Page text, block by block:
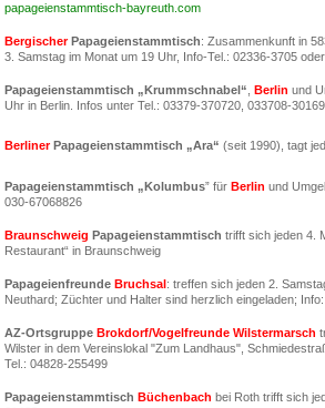
papageienstammtisch-bayreuth.com
BergischerPapageienstammtisch: Zusammenkunft in
3. Samstag im Monat um 19 Uhr, Info-Tel.: 02336-3705
Papageienstammtisch „Krummschnabel“ Berlin und
Uhr in Berlin. Infos unter Tel.: 03379-370720, 033708-
BerlinerPapageienstammtisch „Ara“ (seit 1990), tagt
Papageienstammtisch „Kolumbus” für Berlin und
030-67068826
Braunschweig Papageienstammtisch trifft sich jeden 4.
Restaurant“ in Braunschweig
Papageienfreunde Bruchsal: treffen sich jeden 2.
Neuthard; Züchter und Halter sind herzlich eingeladen;
AZ-Ortsgruppe Brokdorf/Vogelfreunde Wilstermarsch
Wilster in dem Vereinslokal "Zum Landhaus",
Tel.: 04828-255499
Papageienstammtisch Büchenbach bei Roth trifft sich